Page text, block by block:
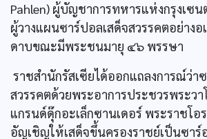
Pahlen) ผู้บัญชาการทหารแห่งกรุงเซน
ผู้วางแผนซาร์ปอลเสด็จสวรรคตอย่าง
ดาบขณะมีพระชนมายุ ๔๖ พรรษา
ราชสำนักรัสเซียได้ออกแถลงการณ์ว่า
สวรรคตด้วยพระอาการประชวรพระวา
แกรนด์ดุ๊กอะเล็กซานเดอร์ พระราชโอ
อัญเชิญให้เสด็จขึ้นครองราชย์เป็นซาร์